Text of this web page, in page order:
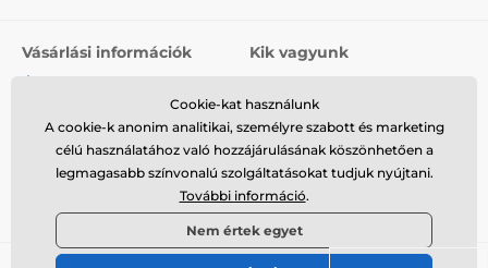
Vásárlási információk
Szállítás
Visszaküldés és reklamáció
Kik vagyunk
Elérhetőségek
Együttműködés a
Galamodinóval
Cookie-kat használunk
A cookie-k anonim analitikai, személyre szabott és marketing
célú használatához való hozzájárulásának köszönhetően a
legmagasabb színvonalú szolgáltatásokat tudjuk nyújtani.
További információ.
Nem értek egyet